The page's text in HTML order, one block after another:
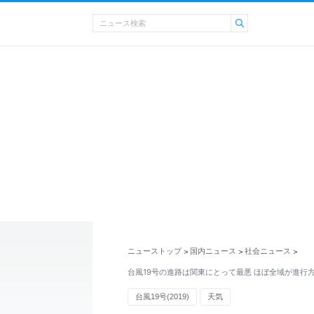
ニューストップ > 国内ニュース > 社会ニュース >
台風19号の進路は関東にとって最悪 ほぼ全域が進行
台風19号(2019) 天気